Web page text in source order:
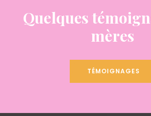
Quelques
mères
TÉMOIGNAGES